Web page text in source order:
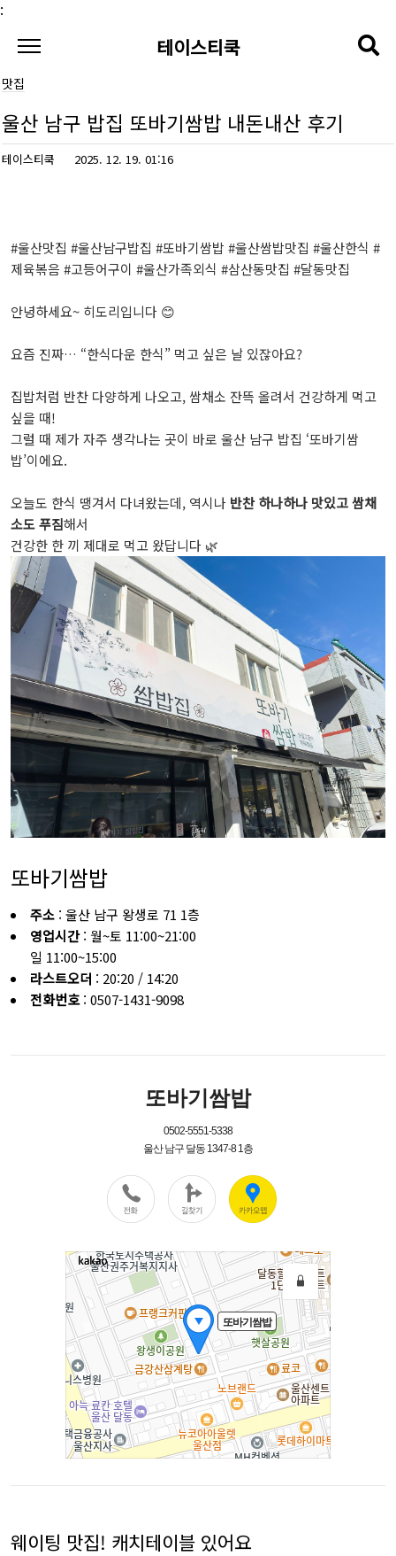
:
본문 바로가기
테이스티쿡
맛집
울산 남구 밥집 또바기쌈밥 내돈내산 후기
테이스티쿡 2025. 12. 19. 01:16
#울산맛집 #울산남구밥집 #또바기쌈밥 #울산쌈밥맛집 #울산한식 #
제육볶음 #고등어구이 #울산가족외식 #삼산동맛집 #달동맛집
안녕하세요~ 히도리입니다 😊
요즘 진짜… “한식다운 한식” 먹고 싶은 날 있잖아요?
집밥처럼 반찬 다양하게 나오고, 쌈채소 잔뜩 올려서 건강하게 먹고
싶을 때!
그럴 때 제가 자주 생각나는 곳이 바로 울산 남구 밥집 ‘또바기쌈
밥’이에요.
오늘도 한식 땡겨서 다녀왔는데, 역시나 반찬 하나하나 맛있고 쌈채
소도 푸짐해서
건강한 한 끼 제대로 먹고 왔답니다 🌿
또바기쌈밥
주소 : 울산 남구 왕생로 71 1층
영업시간: 월~토 11:00~21:00
일 11:00~15:00
라스트오더 : 20:20 / 14:20
전화번호: 0507-1431-9098
웨이팅 맛집! 캐치테이블 있어요